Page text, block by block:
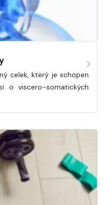
celek, který je schopen
o viscero-somatických